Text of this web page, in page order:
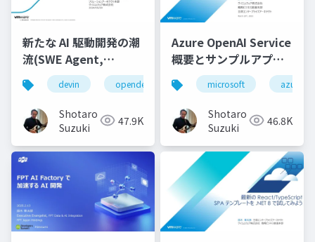
新たな AI 駆動開発の潮
流(SWE Agent,
AutoDev,Devin,
GitHub Copilot
Workspace等)
devin opendevin azure autodev
Shotaro
Suzuki
47.9K
Azure OpenAI Service
概要とサンプルアプリ
等のご紹介
microsoft azure
Shotaro
Suzuki
46.8K